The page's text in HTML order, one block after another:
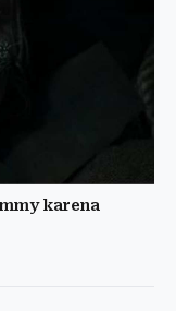
karena